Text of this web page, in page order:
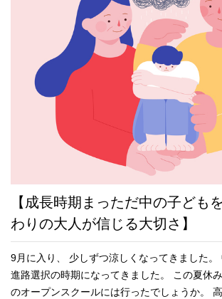
【成長時期まっただ中の子ども
わりの大人が信じる大切さ】
9月に入り、 少しずつ涼しくなってきました。
進路選択の時期になってきました。 この夏休
のオープンスクールには行ったでしょうか。